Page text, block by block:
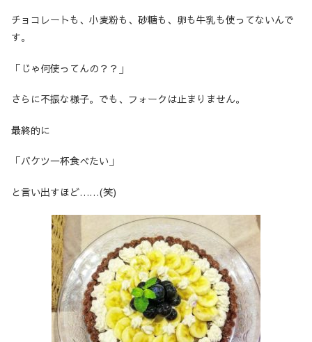
チョコレートも、小麦粉も、砂糖も、卵も牛乳も使ってないんで
す。
「じゃ何使ってんの？？」
さらに不振な様子。でも、フォークは止まりません。
最終的に
「バケツ一杯食べたい」
と言い出すほど……(笑)